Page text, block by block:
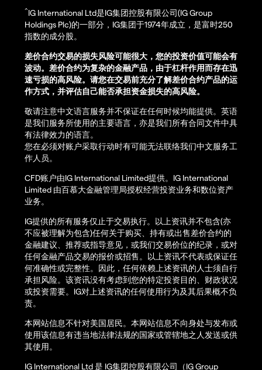
^IG International Ltd是IG集团控股有限公司(IG Group
Holdings Plc)的一部分，IG集团于1974年成立，是富时250
指数的成分股。
差价合约交易的损失风险可能很大，您的投资价值可能会有
波动。差价合约为复杂的金融产品，由于杠杆作用而存在迅
速亏损的高风险。请您在交易前充分了解差价合约产品的运
作方式，并评估自己能否承担资金损失的高风险。
敬请注意中文语言服务并不保证在任何时候均能提供。英语
是我们服务所使用的主要语言，亦是我们所有合同文件中具
有法律效力的语言。
您在必须对账户采取行动时有可能无法联络我们中文服务工
作人员。
CFD账户由IG International Limited提供。IG International
Limited 由百慕大金融管理局授权经营投资业务和数位资产
业务。
IG提供的所有服务仅止于交易执行。以上资讯并不包含(亦
不应被理解为包含)任何关于购买、持有或出售差价合约的
金融建议、推荐或指导意见，或我们交易价位的纪录，或对
任何金融产品交易的报价或招售。以上资讯不代表或保证任
何准确性或完整性。因此，任何依赖上述资讯的人士须自行
承担风险。该资讯没有考虑到您的特定投资目的、财政状况
或投资需要。IG对上述资讯的任何使用行为及其后果概不负
责。
本网站信息不针对美国居民。本网站信息不向身处与发布或
使用该信息有违当地法律法规的国家或管辖地之人发送或供
其使用。
IG International Ltd 是 IG集团控股有限公司（IG Group